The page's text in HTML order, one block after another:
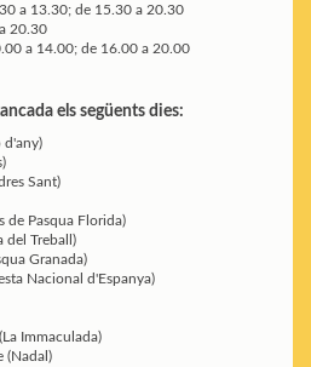
a 13.30; de 15.30 a 20.30
20.30
a 14.00; de 16.00 a 20.00
els següents dies:
d'any)
Sant)
de Pasqua Florida)
del Treball)
Granada)
Nacional d'Espanya)
Immaculada)
(Nadal)